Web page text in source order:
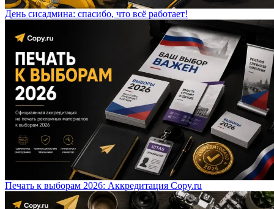
День сисадмина: спасибо, что всё работает!
Печать к выборам 2026: Аккредитация Copy.ru